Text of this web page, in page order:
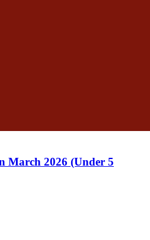
March 2026 (Under 5